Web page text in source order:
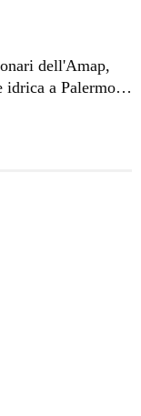
dell'Amap,
idrica a Palermo.